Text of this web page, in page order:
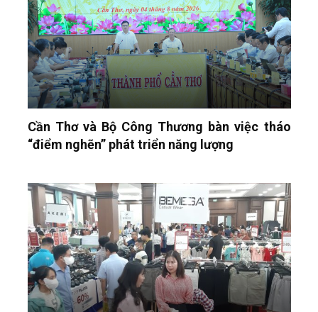
Cần Thơ và Bộ Công Thương bàn việc tháo
“điểm nghẽn” phát triển năng lượng